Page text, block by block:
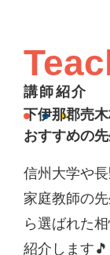
講師紹介
下伊那郡売
おすすめの
信州大学や
家庭教師の
ら選ばれた
紹介します🎵